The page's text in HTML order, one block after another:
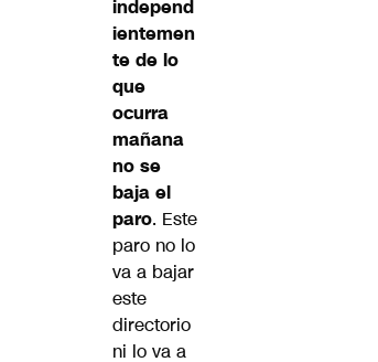
independ
ientemen
te de lo
que
ocurra
mañana
no se
baja el
paro. Este
paro no lo
va a bajar
este
directorio
ni lo va a